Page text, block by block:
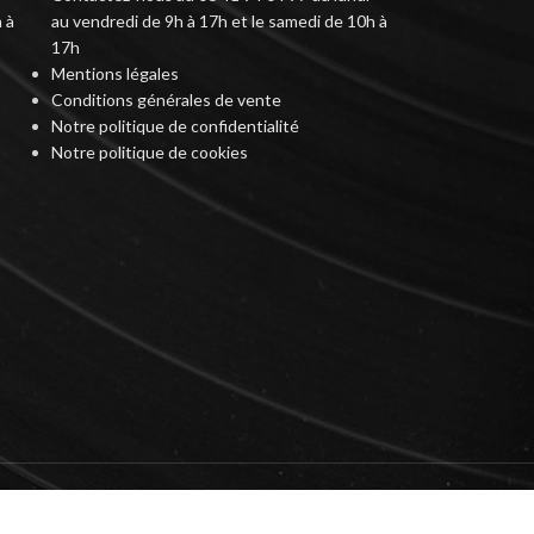
à
au vendredi de 9h à 17h et le samedi de 10h à
17h
Mentions légales
Conditions générales de vente
Notre politique de confidentialité
Notre politique de cookies